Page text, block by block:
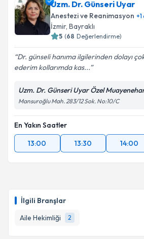
İlgili Branşlar
Aile Hekimliği
2
E-posta Adresiniz
Kişisel verilerimin işlenmesine
kapsamda işlenmesini kabul
Uzm. Dr. Günseri Uyar
Anestezi ve Reanimasyon +1
İzmir, Bayraklı
5 (68 Değerlendirme)
Dr. günseli hanıma ilgilerinden dolayı
ederim kollarımda kas...
Uzm. Dr. Günseri Uyar Özel
Mansuroğlu Mah. 283/12 Sok. No:10/C
En Yakın Saatler
13:00
13:30 14:00